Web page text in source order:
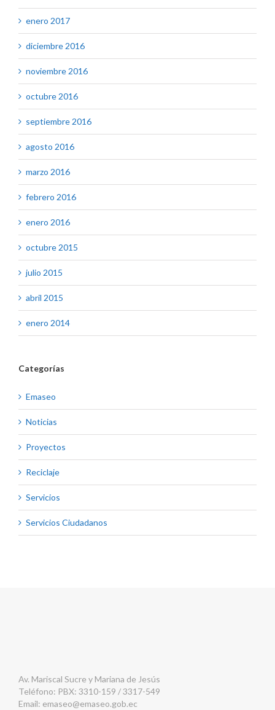
enero 2017
diciembre 2016
noviembre 2016
octubre 2016
septiembre 2016
agosto 2016
marzo 2016
febrero 2016
enero 2016
octubre 2015
julio 2015
abril 2015
enero 2014
Categorías
Emaseo
Noticias
Proyectos
Reciclaje
Servicios
Servicios Ciudadanos
Av. Mariscal Sucre y Mariana de Jesús
Teléfono: PBX: 3310-159 / 3317-549
Email: emaseo@emaseo.gob.ec